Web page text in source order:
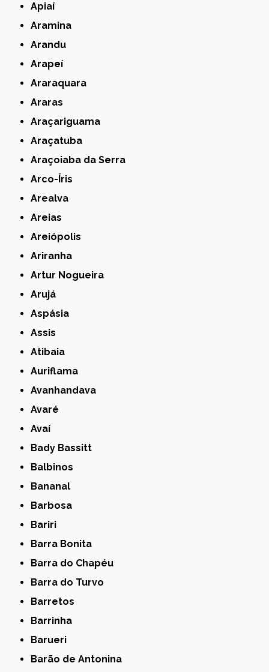
Apiaí
Aramina
Arandu
Arapeí
Araraquara
Araras
Araçariguama
Araçatuba
Araçoiaba da Serra
Arco-Íris
Arealva
Areias
Areiópolis
Ariranha
Artur Nogueira
Arujá
Aspásia
Assis
Atibaia
Auriflama
Avanhandava
Avaré
Avaí
Bady Bassitt
Balbinos
Bananal
Barbosa
Bariri
Barra Bonita
Barra do Chapéu
Barra do Turvo
Barretos
Barrinha
Barueri
Barão de Antonina